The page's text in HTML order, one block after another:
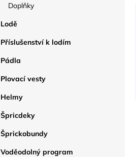
Doplňky
Lodě
Příslušenství k lodím
Pádla
Plovací vesty
Helmy
Špricdeky
Šprickobundy
Voděodolný program